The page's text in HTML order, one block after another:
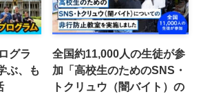
グラ
ぶ、も
全国約11,000人の生徒が参
加「高校生のためのSNS・
トクリュウ（闇バイト）の